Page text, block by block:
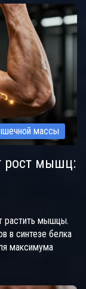
массы
рост мышц:
растить мышцы.
в синтезе белка
максимума